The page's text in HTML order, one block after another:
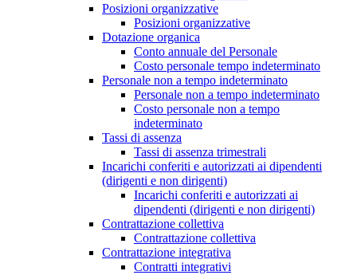
Posizioni organizzative
Posizioni organizzative
Dotazione organica
Conto annuale del Personale
Costo personale tempo indeterminato
Personale non a tempo indeterminato
Personale non a tempo indeterminato
Costo personale non a tempo
indeterminato
Tassi di assenza
Tassi di assenza trimestrali
Incarichi conferiti e autorizzati ai dipendenti
(dirigenti e non dirigenti)
Incarichi conferiti e autorizzati ai
dipendenti (dirigenti e non dirigenti)
Contrattazione collettiva
Contrattazione collettiva
Contrattazione integrativa
Contratti integrativi